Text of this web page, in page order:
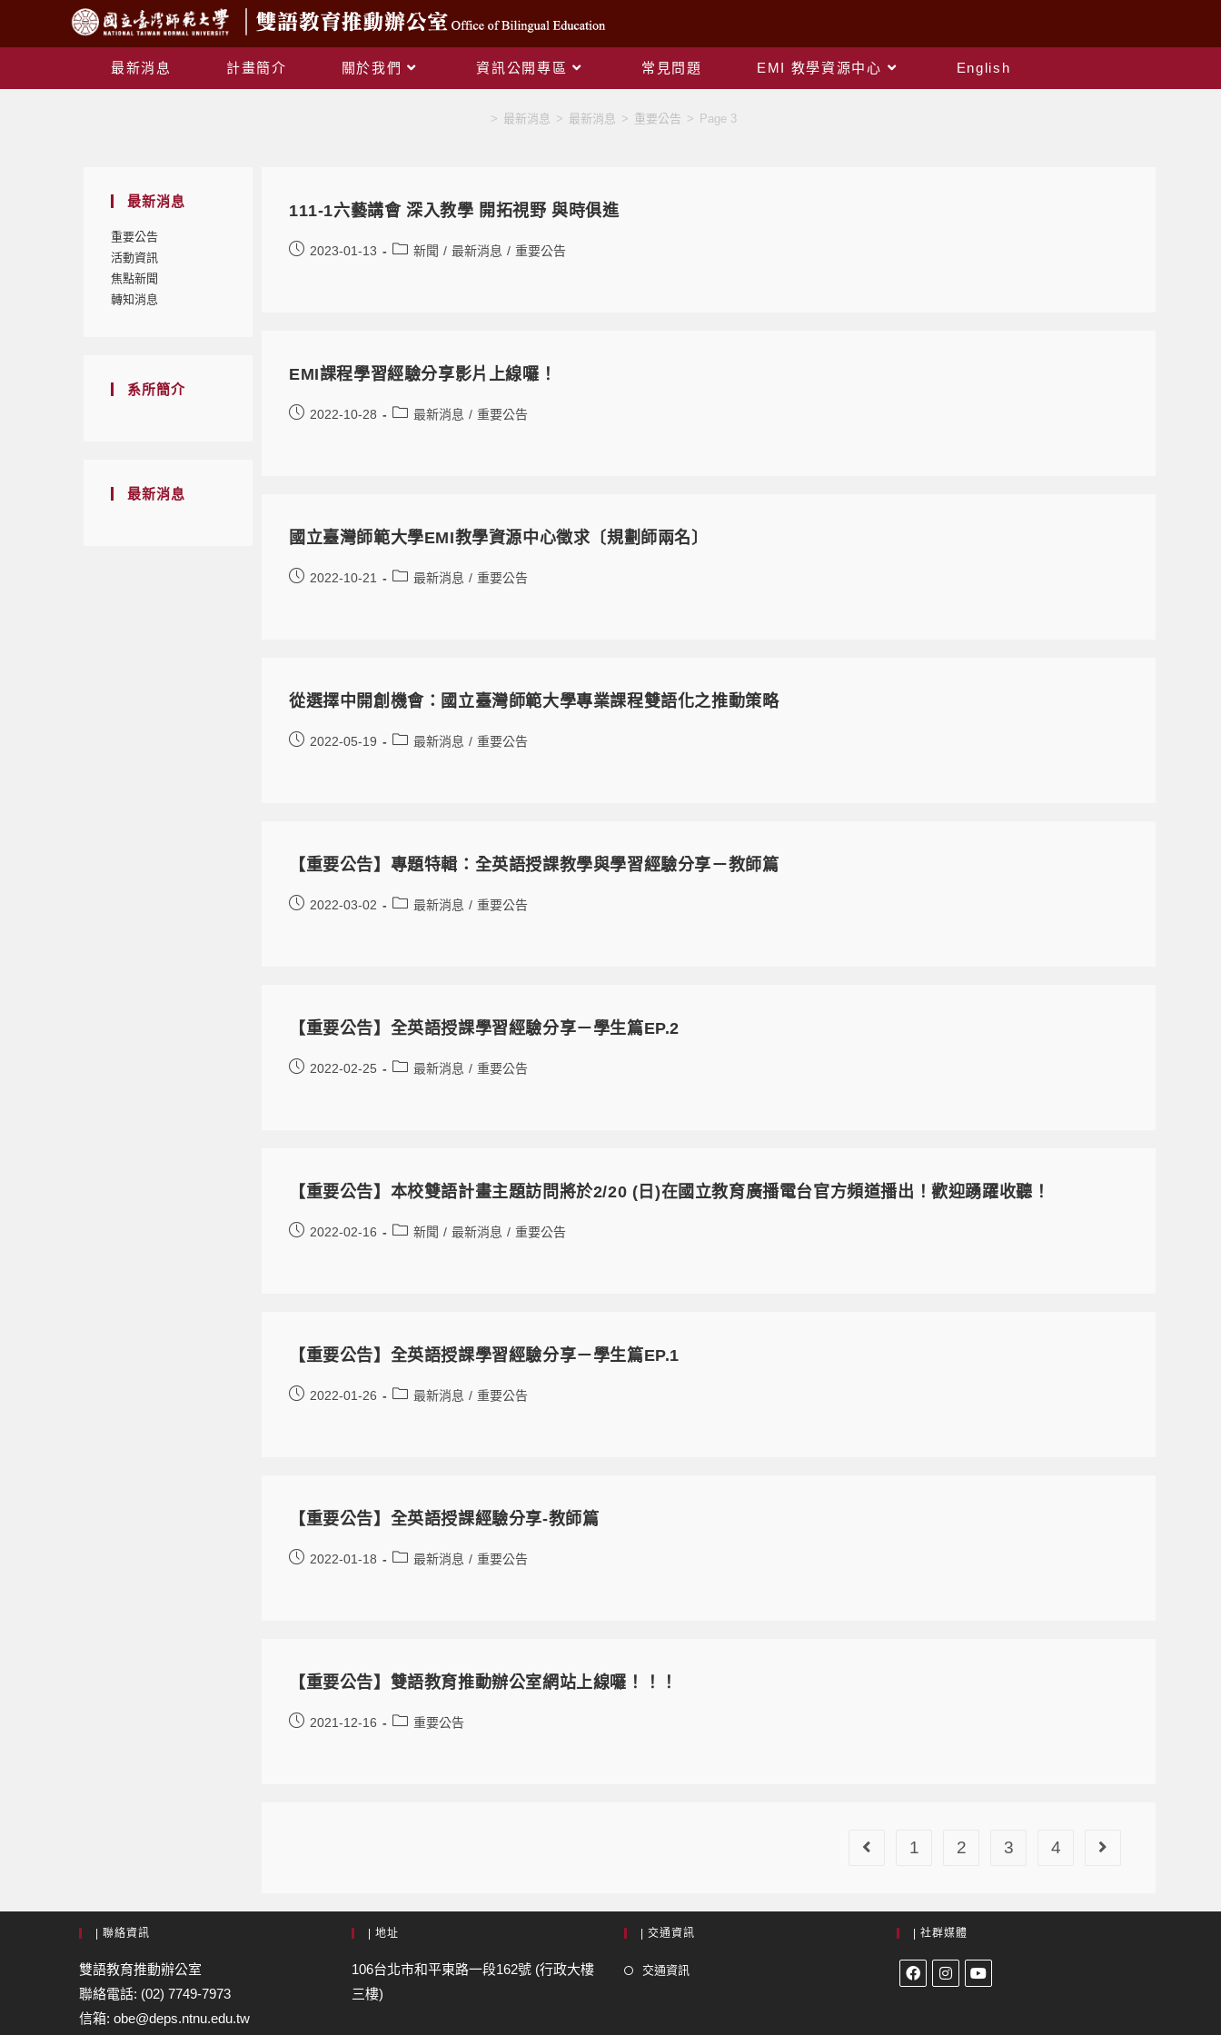
最新消息 計畫簡介 關於我們 資訊公開專區 常見問題 EMI 教學資源中心 English
> 最新消息 > 最新消息 > 重要公告 > Page 3
最新消息
重要公告
活動資訊
焦點新聞
轉知消息
系所簡介
最新消息
111-1六藝講會 深入教學 開拓視野 與時俱進
2023-01-13 新聞 / 最新消息 / 重要公告
EMI課程學習經驗分享影片上線囉！
2022-10-28 最新消息 / 重要公告
國立臺灣師範大學EMI教學資源中心徵求〔規劃師兩名〕
2022-10-21 最新消息 / 重要公告
從選擇中開創機會：國立臺灣師範大學專業課程雙語化之推動策略
2022-05-19 最新消息 / 重要公告
【重要公告】專題特輯：全英語授課教學與學習經驗分享－教師篇
2022-03-02 最新消息 / 重要公告
【重要公告】全英語授課學習經驗分享－學生篇EP.2
2022-02-25 最新消息 / 重要公告
【重要公告】本校雙語計畫主題訪問將於2/20 (日)在國立教育廣播電台官方頻道播出！歡迎踴躍收聽！
2022-02-16 新聞 / 最新消息 / 重要公告
【重要公告】全英語授課學習經驗分享－學生篇EP.1
2022-01-26 最新消息 / 重要公告
【重要公告】全英語授課經驗分享-教師篇
2022-01-18 最新消息 / 重要公告
【重要公告】雙語教育推動辦公室網站上線囉！！！
2021-12-16 重要公告
1 2 3 4
| 聯絡資訊
雙語教育推動辦公室
聯絡電話: (02) 7749-7973
信箱: obe@deps.ntnu.edu.tw
| 地址
106台北市和平東路一段162號 (行政大樓
三樓)
| 交通資訊
交通資訊
| 社群媒體